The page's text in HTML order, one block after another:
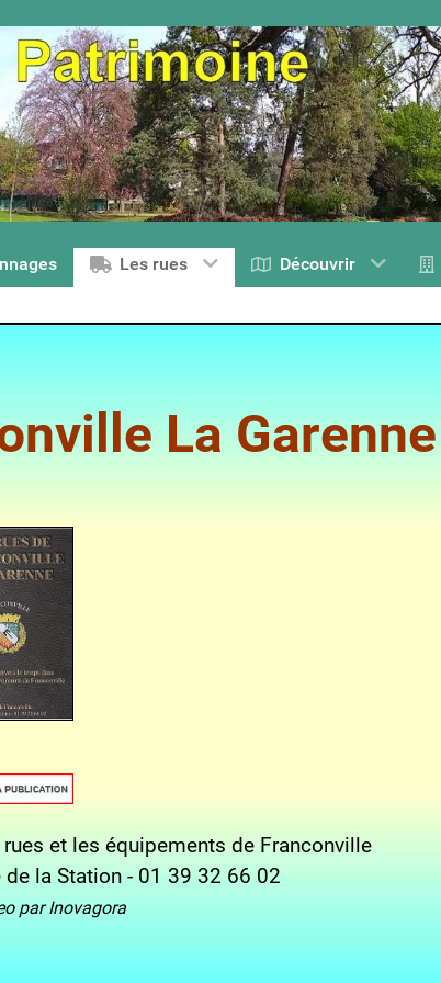
Les rues Découvrir
La Garenne
et les équipements de Franconville
la Station - 01 39 32 66 02
par Inovagora